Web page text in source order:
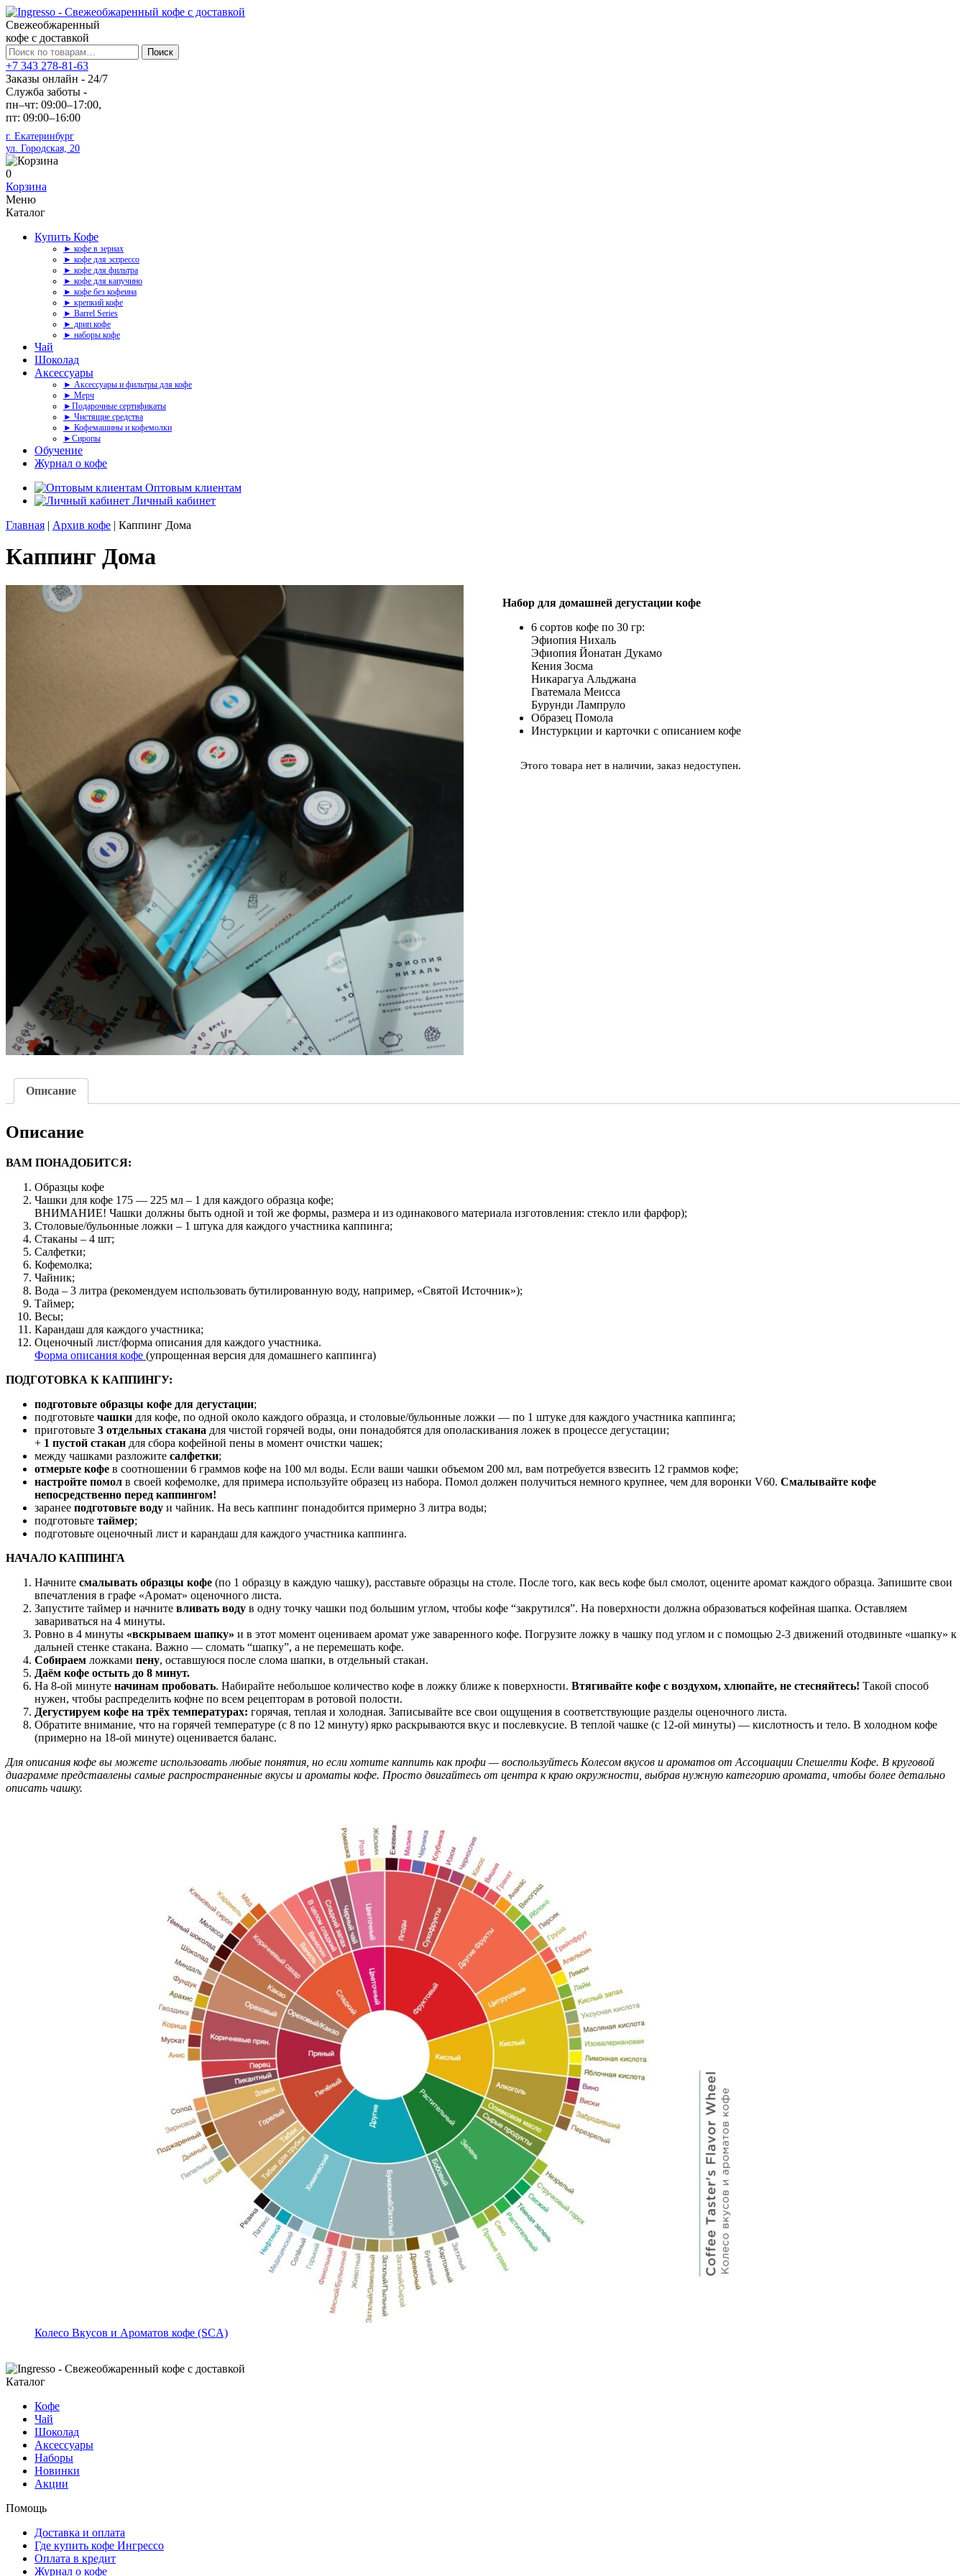
Свежеобжаренный
кофе с доставкой
Искать:
Поиск
+7 343 278-81-63
Заказы онлайн - 24/7
Служба заботы -
пн–чт: 09:00–17:00,
пт: 09:00–16:00
г. Екатеринбург
ул. Городская, 20
0
Корзина
Меню
Каталог
Купить Кофе
► кофе в зернах
► кофе для эспрессо
► кофе для фильтра
► кофе для капучино
► кофе без кофеина
► крепкий кофе
► Barrel Series
► дрип кофе
► наборы кофе
Чай
Шоколад
Аксессуары
► Аксессуары и фильтры для кофе
► Мерч
►Подарочные сертификаты
► Чистящие средства
► Кофемашины и кофемолки
►Сиропы
Обучение
Журнал о кофе
Оптовым клиентам
Личный кабинет
Главная | Архив кофе | Каппинг Дома
Каппинг Дома
Набор для домашней дегустации кофе
6 сортов кофе по 30 гр:
Эфиопия Нихаль
Эфиопия Йонатан Дукамо
Кения Зосма
Никарагуа Альджана
Гватемала Меисса
Бурунди Лампруло
Образец Помола
Инстуркции и карточки с описанием кофе
Этого товара нет в наличии, заказ недоступен.
Описание
Описание
ВАМ ПОНАДОБИТСЯ:
Образцы кофе
Чашки для кофе 175 — 225 мл – 1 для каждого образца кофе;
ВНИМАНИЕ! Чашки должны быть одной и той же формы, размера и из одинакового материала изготовления: стекло или фарфор);
Столовые/бульонные ложки – 1 штука для каждого участника каппинга;
Стаканы – 4 шт;
Салфетки;
Кофемолка;
Чайник;
Вода – 3 литра (рекомендуем использовать бутилированную воду, например, «Святой Источник»);
Таймер;
Весы;
Карандаш для каждого участника;
Оценочный лист/форма описания для каждого участника.
Форма описания кофе (упрощенная версия для домашнего каппинга)
ПОДГОТОВКА К КАППИНГУ:
подготовьте образцы кофе для дегустации;
подготовьте чашки для кофе, по одной около каждого образца, и столовые/бульонные ложки — по 1 штуке для каждого участника каппинга;
приготовьте 3 отдельных стакана для чистой горячей воды, они понадобятся для ополаскивания ложек в процессе дегустации;
+ 1 пустой стакан для сбора кофейной пены в момент очистки чашек;
между чашками разложите салфетки;
отмерьте кофе в соотношении 6 граммов кофе на 100 мл воды. Если ваши чашки объемом 200 мл, вам потребуется взвесить 12 граммов кофе;
настройте помол в своей кофемолке, для примера используйте образец из набора. Помол должен получиться немного крупнее, чем для воронки V60. Смалывайте кофе
непосредственно перед каппингом!
заранее подготовьте воду и чайник. На весь каппинг понадобится примерно 3 литра воды;
подготовьте таймер;
подготовьте оценочный лист и карандаш для каждого участника каппинга.
НАЧАЛО КАППИНГА
Начните смалывать образцы кофе (по 1 образцу в каждую чашку), расставьте образцы на столе. После того, как весь кофе был смолот, оцените аромат каждого образца. Запишите свои
впечатления в графе «Аромат» оценочного листа.
Запустите таймер и начните вливать воду в одну точку чашки под большим углом, чтобы кофе “закрутился”. На поверхности должна образоваться кофейная шапка. Оставляем
завариваться на 4 минуты.
Ровно в 4 минуты «вскрываем шапку» и в этот момент оцениваем аромат уже заваренного кофе. Погрузите ложку в чашку под углом и с помощью 2-3 движений отодвиньте «шапку» к
дальней стенке стакана. Важно — сломать “шапку”, а не перемешать кофе.
Собираем ложками пену, оставшуюся после слома шапки, в отдельный стакан.
Даём кофе остыть до 8 минут.
На 8-ой минуте начинам пробовать. Набирайте небольшое количество кофе в ложку ближе к поверхности. Втягивайте кофе с воздухом, хлюпайте, не стесняйтесь! Такой способ
нужен, чтобы распределить кофне по всем рецепторам в ротовой полости.
Дегустируем кофе на трёх температурах: горячая, теплая и холодная. Записывайте все свои ощущения в соответствующие разделы оценочного листа.
Обратите внимание, что на горячей температуре (с 8 по 12 минуту) ярко раскрываются вкус и послевкусие. В теплой чашке (с 12-ой минуты) — кислотность и тело. В холодном кофе
(примерно на 18-ой минуте) оценивается баланс.
Для описания кофе вы можете использовать любые понятия, но если хотите каппить как профи — воспользуйтесь Колесом вкусов и ароматов от Ассоциации Спешелти Кофе. В круговой
диаграмме представлены самые распространенные вкусы и ароматы кофе. Просто двигайтесь от центра к краю окружности, выбрав нужную категорию аромата, чтобы более детально
описать чашку.
Колесо Вкусов и Ароматов кофе (SCA)
Каталог
Кофе
Чай
Шоколад
Аксессуары
Наборы
Новинки
Акции
Помощь
Доставка и оплата
Где купить кофе Ингрессо
Оплата в кредит
Журнал о кофе